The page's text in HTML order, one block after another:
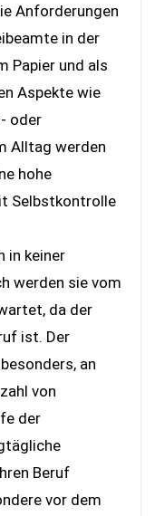
Anforderungen
in der
Papier und als
Aspekte wie
oder
Alltag werden
hohe
Selbstkontrolle
in keiner
werden sie vom
da der
ist. Der
an
von
der
Beruf
vor dem